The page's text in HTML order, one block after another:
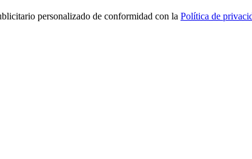
personalizado de conformidad con la Política de